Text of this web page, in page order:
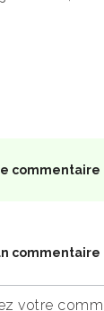
commentaire
commentaire